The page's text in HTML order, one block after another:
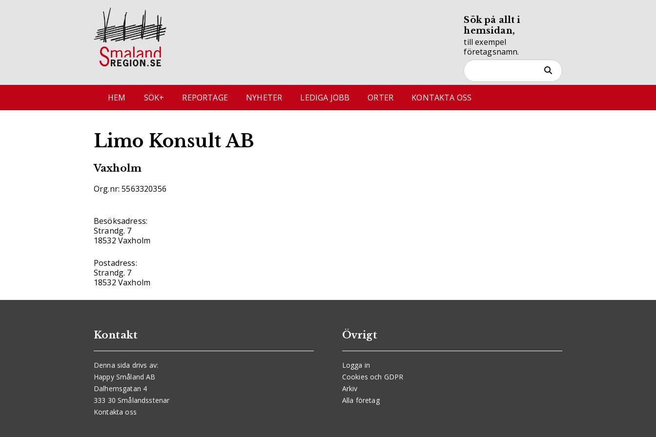
Sök på allt i
hemsidan,
till exempel
företagsnamn.
HEM SÖK+ REPORTAGE NYHETER LEDIGA JOBB ORTER KONTAKTA OSS
Limo Konsult AB
Vaxholm
Org.nr: 5563320356
Besöksadress:
Strandg. 7
18532 Vaxholm
Postadress:
Strandg. 7
18532 Vaxholm
Kontakt
Denna sida drivs av:
Happy Småland AB
Dalhemsgatan 4
333 30 Smålandsstenar
Kontakta oss
Övrigt
Logga in
Cookies och GDPR
Arkiv
Alla företag